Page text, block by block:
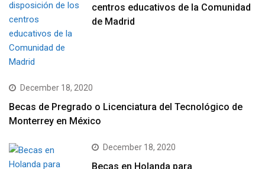
centros educativos de la Comunidad
de Madrid
December 18, 2020
Becas de Pregrado o Licenciatura del Tecnológico de
Monterrey en México
December 18, 2020
Becas en Holanda para